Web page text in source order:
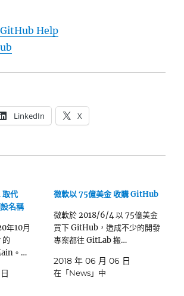
Help
LinkedIn X
代
名稱
年10月
。…
微軟以 75億美金 收購 GitHub
微軟於 2018/6/4 以 75億美金
買下 GitHub，造成不少的開發
專案都往 GitLab 搬…
2018 年 06 月 06 日
在「News」中